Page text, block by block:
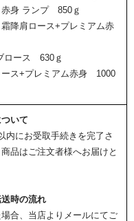
赤身 ランプ 850ｇ
霜降肩ロース+プレミアム赤
ロース 630ｇ
ース+プレミアム赤身 1000
いて
内にお受取手続きを完了さ
品はご注文者様へお届けと
時の流れ
合、当店よりメールにてご